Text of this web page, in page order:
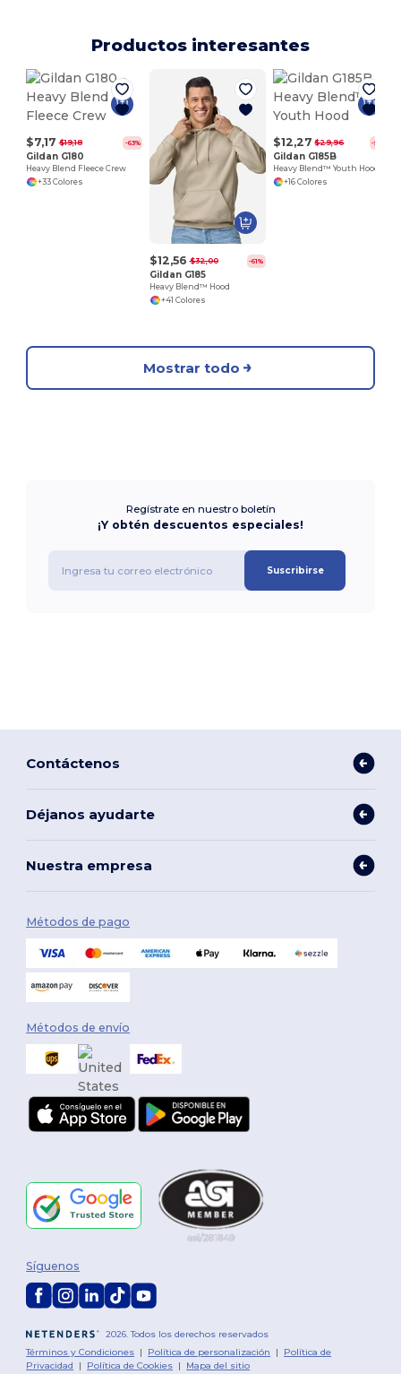
Productos interesantes
$7,17 $19,18 -63%
Gildan G180
Heavy Blend Fleece Crew
+33 Colores
$12,56 $32,00 -61%
Gildan G185
Heavy Blend™ Hood
+41 Colores
$12,27 $29,96 -59%
Gildan G185B
Heavy Blend™ Youth Hood
+16 Colores
Mostrar todo
Regístrate en nuestro boletín
¡Y obtén descuentos especiales!
Suscribirse
Contáctenos
Déjanos ayudarte
Nuestra empresa
Métodos de pago
Métodos de envío
2026. Todos los derechos reservados
Términos y Condiciones | Política de personalización | Política de
Privacidad | Política de Cookies | Mapa del sitio
Síguenos